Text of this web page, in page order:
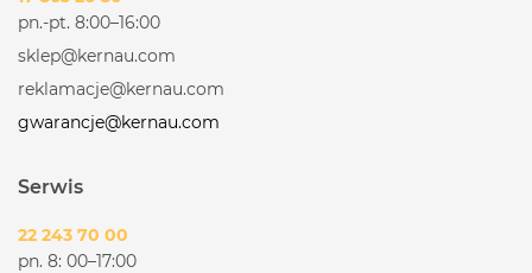
pn.-pt. 8:00–16:00
sklep@kernau.com
reklamacje@kernau.com
gwarancje@kernau.com
Serwis
22 243 70 00
pn. 8: 00–17:00